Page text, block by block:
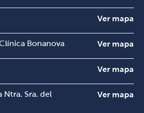
Ver mapa
Bonanova Ver mapa
Ver mapa
Ntra. Sra. del
Ver mapa